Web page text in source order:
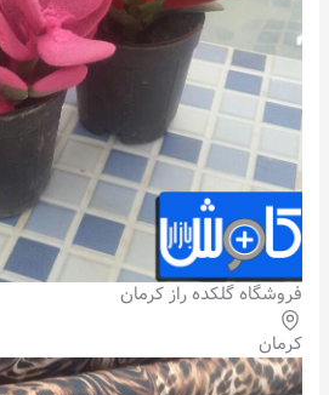
فروشگاه گلکده راز کرمان
کرمان